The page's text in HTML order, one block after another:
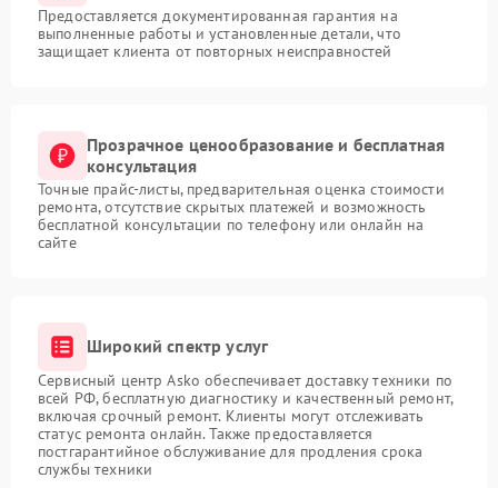
Предоставляется документированная гарантия на
выполненные работы и установленные детали, что
защищает клиента от повторных неисправностей
Прозрачное ценообразование и бесплатная
консультация
Точные прайс-листы, предварительная оценка стоимости
ремонта, отсутствие скрытых платежей и возможность
бесплатной консультации по телефону или онлайн на
сайте
Широкий спектр услуг
Сервисный центр Asko обеспечивает доставку техники по
всей РФ, бесплатную диагностику и качественный ремонт,
включая срочный ремонт. Клиенты могут отслеживать
статус ремонта онлайн. Также предоставляется
постгарантийное обслуживание для продления срока
службы техники